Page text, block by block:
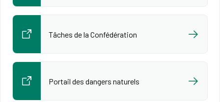
Tâches de la Confédération
Portail des dangers naturels